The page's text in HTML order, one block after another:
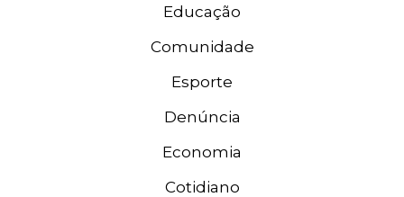
Educação
Comunidade
Esporte
Denúncia
Economia
Cotidiano